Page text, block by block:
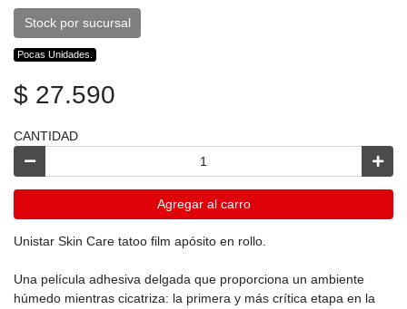
Stock por sucursal
Pocas Unidades.
$ 27.590
CANTIDAD
Agregar al carro
Unistar Skin Care tatoo film apósito en rollo.
Una película adhesiva delgada que proporciona un ambiente
húmedo mientras cicatriza: la primera y más crítica etapa en la